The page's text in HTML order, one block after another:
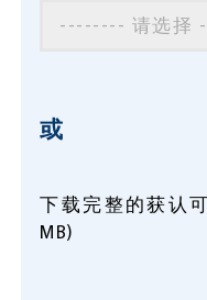
-------- 请选择
或
下载完整的获认
MB)